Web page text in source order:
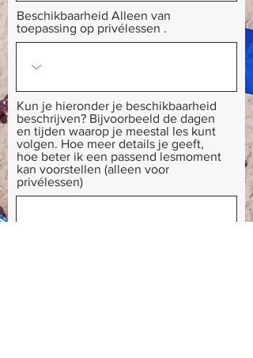
Beschikbaarheid Alleen van
toepassing op privélessen .
Kun je hieronder je beschikbaarheid
beschrijven? Bijvoorbeeld de dagen
en tijden waarop je meestal les kunt
volgen. Hoe meer details je geeft,
hoe beter ik een passend lesmoment
kan voorstellen (alleen voor
privélessen)